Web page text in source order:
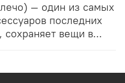
— один из самых
последних
сохраняет вещи в...